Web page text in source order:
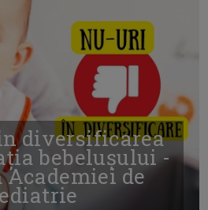
diversificarea
bebelușului -
de